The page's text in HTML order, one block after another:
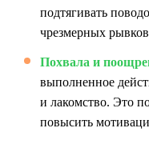
подтягивать
чрезмерных
Похвала и
выполненное
и лакомство. Это
повысить